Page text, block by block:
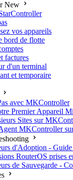
New
vos appareils
bord de flotte
factures
d'un terminal
et temporaire
avec MKController
Premier Appareil
Sites sur
MKController
d'Adoption - Guide
RouterOS prises
de Sauvegarde -